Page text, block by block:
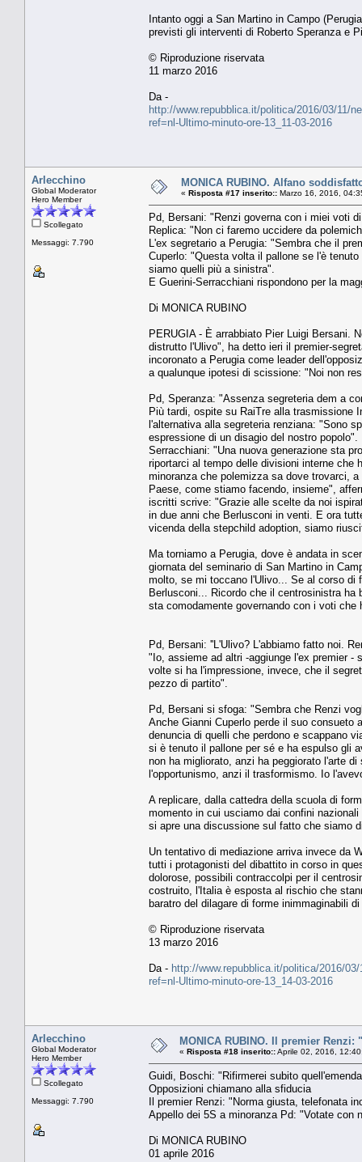
Intanto oggi a San Martino in Campo
previsti gli interventi di Roberto Speranza e
© Riproduzione riservata
11 marzo 2016
Da -
http://www.repubblica.it/politica/2016/03/11/
ref=nl-Ultimo-minuto-ore-13_11-03-2016
Arlecchino
Global Moderator
Hero Member
Scollegato
Messaggi: 7.790
MONICA RUBINO. Alfano
« Risposta #17 inserito:: Marzo 16, 2016,
Pd, Bersani: "Renzi governa con i miei voti
Replica: "Non ci faremo uccidere da
L'ex segretario a Perugia: "Sembra che il
Cuperlo: "Questa volta il pallone se l'è
siamo quelli più a sinistra".
E Guerini-Serracchiani rispondono per la
Di MONICA RUBINO
PERUGIA - È arrabbiato Pier Luigi Bersani.
distrutto l'Ulivo", ha detto ieri il premier-
incoronato a Perugia come leader
a qualunque ipotesi di scissione: "Noi non
Pd, Speranza: "Assenza segreteria dem a
Più tardi, ospite su RaiTre alla trasmissione
l'alternativa alla segreteria renziana: "Sono
espressione di un disagio del nostro
Serracchiani: "Una nuova generazione sta
riportarci al tempo delle divisioni interne che
minoranza che polemizza sa dove trovarci,
Paese, come stiamo facendo, insieme",
iscritti scrive: "Grazie alle scelte da noi
in due anni che Berlusconi in venti. E ora
vicenda della stepchild adoption, siamo
Ma torniamo a Perugia, dove è andata in
giornata del seminario di San Martino in
molto, se mi toccano l'Ulivo... Se al corso di
Berlusconi... Ricordo che il centrosinistra
sta comodamente governando con i voti
Pd, Bersani: ''L'Ulivo? L'abbiamo fatto noi.
"Io, assieme ad altri -aggiunge l'ex premier -
volte si ha l'impressione, invece, che il
pezzo di partito".
Pd, Bersani si sfoga: "Sembra che Renzi
Anche Gianni Cuperlo perde il suo
denuncia di quelli che perdono e scappano
si è tenuto il pallone per sé e ha espulso gli
non ha migliorato, anzi ha peggiorato l'arte
l'opportunismo, anzi il trasformismo. Io
A replicare, dalla cattedra della scuola di
momento in cui usciamo dai confini
si apre una discussione sul fatto che siamo
Un tentativo di mediazione arriva invece da
tutti i protagonisti del dibattito in corso in
dolorose, possibili contraccolpi per il
costruito, l'Italia è esposta al rischio che
baratro del dilagare di forme inimmaginabili
© Riproduzione riservata
13 marzo 2016
Da - http://www.repubblica.it/politica/2016/
ref=nl-Ultimo-minuto-ore-13_14-03-2016
Arlecchino
Global Moderator
Hero Member
Scollegato
Messaggi: 7.790
MONICA RUBINO. Il premier
« Risposta #18 inserito::Aprile 02, 2016,
Guidi, Boschi: "Rifirmerei subito
Opposizioni chiamano alla sfiducia
Il premier Renzi: "Norma giusta, telefonata
Appello dei 5S a minoranza Pd: "Votate con
Di MONICA RUBINO
01 aprile 2016